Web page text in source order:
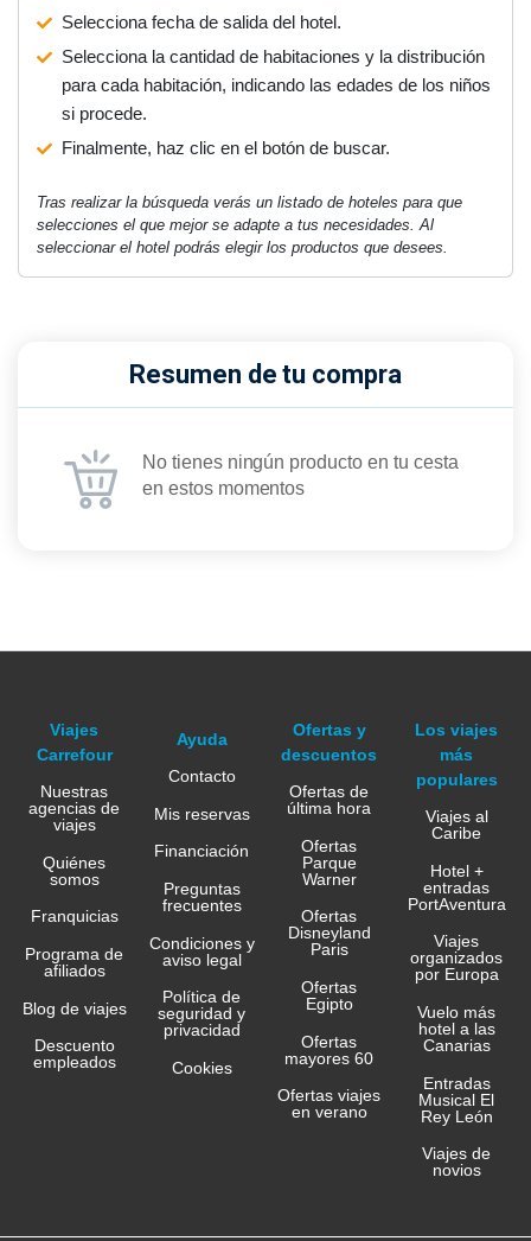
Selecciona fecha de salida del hotel.
Selecciona la cantidad de habitaciones y la distribución
para cada habitación, indicando las edades de los niños
si procede.
Finalmente, haz clic en el botón de buscar.
Tras realizar la búsqueda verás un listado de hoteles para que
selecciones el que mejor se adapte a tus necesidades. Al
seleccionar el hotel podrás elegir los productos que desees.
Resumen de tu compra
No tienes ningún producto en tu cesta
en estos momentos
Viajes
Carrefour
Nuestras
agencias de
viajes
Quiénes
somos
Franquicias
Programa de
afiliados
Blog de viajes
Descuento
empleados
Ayuda
Contacto
Mis reservas
Financiación
Preguntas
frecuentes
Condiciones y
aviso legal
Política de
seguridad y
privacidad
Cookies
Ofertas y
descuentos
Ofertas de
última hora
Ofertas
Parque
Warner
Ofertas
Disneyland
Paris
Ofertas
Egipto
Ofertas
mayores 60
Ofertas viajes
en verano
Los viajes
más
populares
Viajes al
Caribe
Hotel +
entradas
PortAventura
Viajes
organizados
por Europa
Vuelo más
hotel a las
Canarias
Entradas
Musical El
Rey León
Viajes de
novios